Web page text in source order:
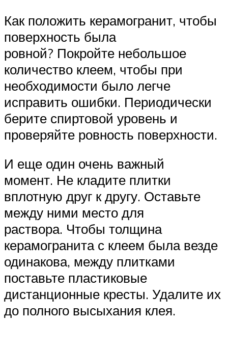
Как положить керамогранит, чтобы
поверхность была
ровной? Покройте небольшое
количество клеем, чтобы при
необходимости было легче
исправить ошибки. Периодически
берите спиртовой уровень и
проверяйте ровность поверхности.
И еще один очень важный
момент. Не кладите плитки
вплотную друг к другу. Оставьте
между ними место для
раствора. Чтобы толщина
керамогранита с клеем была везде
одинакова, между плитками
поставьте пластиковые
дистанционные кресты. Удалите их
до полного высыхания клея.